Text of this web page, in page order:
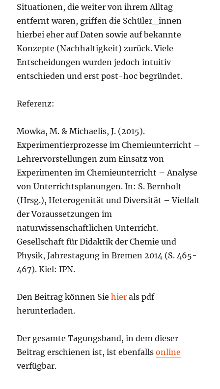
Situationen, die weiter von ihrem Alltag
entfernt waren, griffen die Schüler_innen
hierbei eher auf Daten sowie auf bekannte
Konzepte (Nachhaltigkeit) zurück. Viele
Entscheidungen wurden jedoch intuitiv
entschieden und erst post-hoc begründet.
Referenz:
Mowka, M. & Michaelis, J. (2015).
Experimentierprozesse im Chemieunterricht –
Lehrervorstellungen zum Einsatz von
Experimenten im Chemieunterricht – Analyse
von Unterrichtsplanungen. In: S. Bernholt
(Hrsg.), Heterogenität und Diversität – Vielfalt
der Voraussetzungen im
naturwissenschaftlichen Unterricht.
Gesellschaft für Didaktik der Chemie und
Physik, Jahrestagung in Bremen 2014 (S. 465-
467). Kiel: IPN.
Den Beitrag können Siehier als pdf
herunterladen.
Der gesamte Tagungsband, in dem dieser
Beitrag erschienen ist, ist ebenfallsonline
verfügbar.